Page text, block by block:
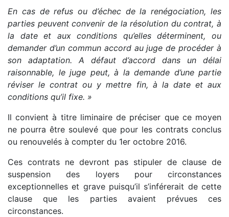
En cas de refus ou d’échec de la renégociation, les
parties peuvent convenir de la résolution du contrat, à
la date et aux conditions qu’elles déterminent, ou
demander d’un commun accord au juge de procéder à
son adaptation. A défaut d’accord dans un délai
raisonnable, le juge peut, à la demande d’une partie
réviser le contrat ou y mettre fin, à la date et aux
conditions qu’il fixe. »
Il convient à titre liminaire de préciser que ce moyen
ne pourra être soulevé que pour les contrats conclus
ou renouvelés à compter du 1er octobre 2016.
Ces contrats ne devront pas stipuler de clause de
suspension des loyers pour circonstances
exceptionnelles et grave puisqu’il s’inférerait de cette
clause que les parties avaient prévues ces
circonstances.